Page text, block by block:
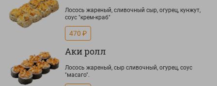
Лосось жареный, сливочный сыр, огурец, кунжут,
соус "крем-краб"
470 ₽
Аки ролл
Лосось жареный, сыр сливочный, огурец, соус
"масаго".